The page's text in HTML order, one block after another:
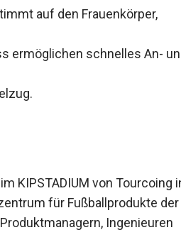
auf den Frauenkörper,
ermöglichen schnelles An-
KIPSTADIUM von Tourcoing
für Fußballprodukte
Produktmanagern,